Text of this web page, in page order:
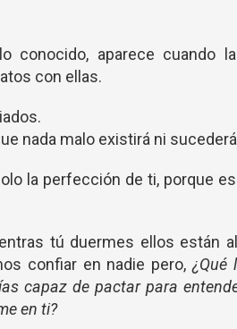
conocido, aparece cuando
con ellas.
nada malo existirá ni
la perfección de ti, porque
tú duermes ellos están
confiar en nadie pero, ¿Qué
capaz de pactar para
en ti?